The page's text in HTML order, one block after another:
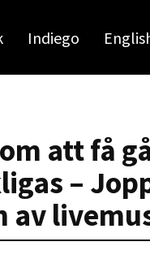
Indiego
att få
–
av